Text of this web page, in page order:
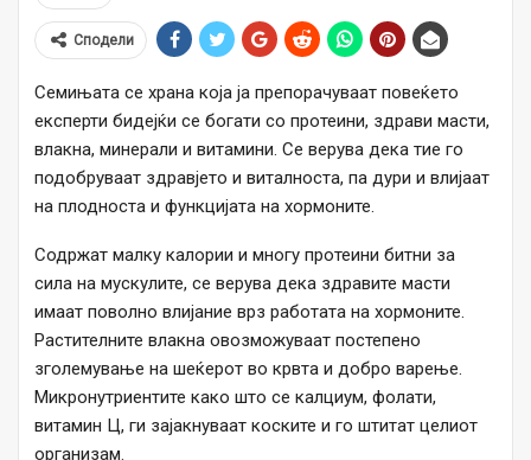
Сподели
Семињата се храна која ја препорачуваат повеќето
експерти бидејќи се богати со протеини, здрави масти,
влакна, минерали и витамини. Се верува дека тие го
подобруваат здравјето и виталноста, па дури и влијаат
на плодноста и функцијата на хормоните.
Содржат малку калории и многу протеини битни за
сила на мускулите, се верува дека здравите масти
имаат поволно влијание врз работата на хормоните.
Растителните влакна овозможуваат постепено
зголемување на шеќерот во крвта и добро варење.
Микронутриентите како што се калциум, фолати,
витамин Ц, ги зајакнуваат коските и го штитат целиот
организам.